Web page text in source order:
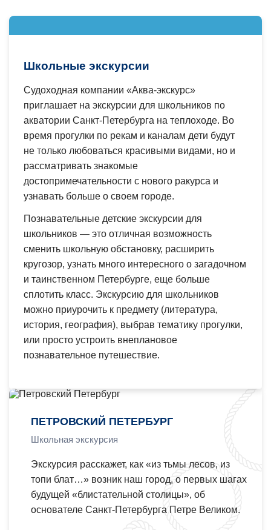
Школьные экскурсии
Судоходная компании «Аква-экскурс»
приглашает на экскурсии для школьников по
акватории Санкт-Петербурга на теплоходе. Во
время прогулки по рекам и каналам дети будут
не только любоваться красивыми видами, но и
рассматривать знакомые
достопримечательности с нового ракурса и
узнавать больше о своем городе.
Познавательные детские экскурсии для
школьников — это отличная возможность
сменить школьную обстановку, расширить
кругозор, узнать много интересного о загадочном
и таинственном Петербурге, еще больше
сплотить класс. Экскурсию для школьников
можно приурочить к предмету (литература,
история, география), выбрав тематику прогулки,
или просто устроить внеплановое
познавательное путешествие.
ПЕТРОВСКИЙ ПЕТЕРБУРГ
Школьная экскурсия
Экскурсия расскажет, как «из тьмы лесов, из
топи блат…» возник наш город, о первых шагах
будущей «блистательной столицы», об
основателе Санкт-Петербурга Петре Великом.